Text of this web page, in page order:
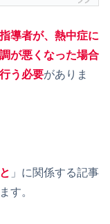
指導者が、熱中症に
が悪くなった場合
う必要がありま
」に関係する記事
す。